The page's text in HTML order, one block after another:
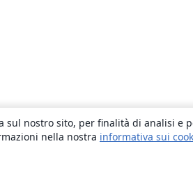
sul nostro sito, per finalità di analisi
nella nostra informativa sui